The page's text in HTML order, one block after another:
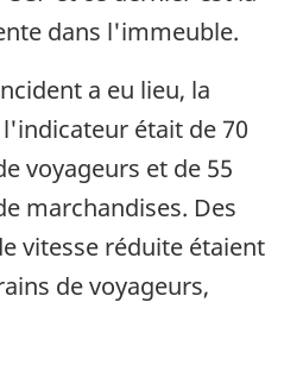
dans l'immeuble.
a eu lieu, la
était de 70
voyageurs et de 55
marchandises. Des
vitesse réduite étaient
de voyageurs,